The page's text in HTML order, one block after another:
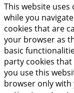
This website
while you
cookies that are
your browser as
basic
party cookies
you use this
browser only with